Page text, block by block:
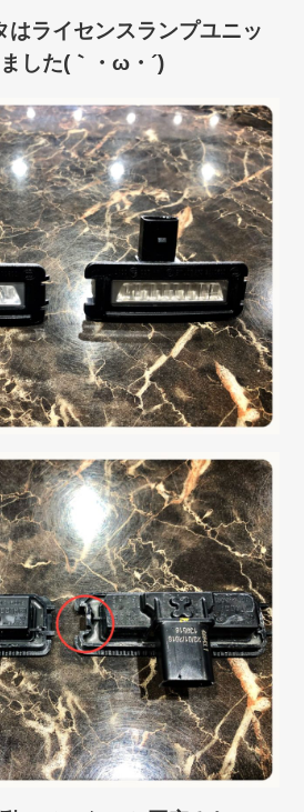
はライセンスランプユニッ
した(｀・ω・´)ゞ